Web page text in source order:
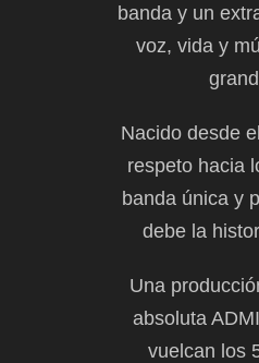
banda y un
voz, vida y
Nacido desde
respeto hacia
banda única y
debe la
Una
absoluta
vuelcan los